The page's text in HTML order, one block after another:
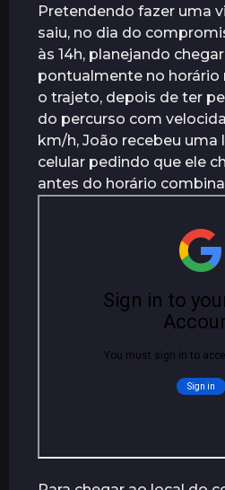
Pretendendo fazer uma
saiu, no dia do
às 14h, planejando
pontualmente no horário
o trajeto, depois de ter
do percurso com
km/h, João recebeu uma
celular pedindo que ele
antes do horário